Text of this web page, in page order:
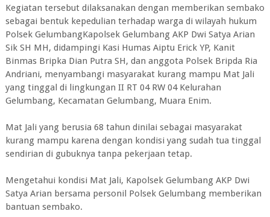
Kegiatan tersebut dilaksanakan dengan memberikan sembako
sebagai bentuk kepedulian terhadap warga di wilayah hukum
Polsek GelumbangKapolsek Gelumbang AKP Dwi Satya Arian
Sik SH MH, didampingi Kasi Humas Aiptu Erick YP, Kanit
Binmas Bripka Dian Putra SH, dan anggota Polsek Bripda Ria
Andriani, menyambangi masyarakat kurang mampu Mat Jali
yang tinggal di lingkungan II RT 04 RW 04 Kelurahan
Gelumbang, Kecamatan Gelumbang, Muara Enim.
Mat Jali yang berusia 68 tahun dinilai sebagai masyarakat
kurang mampu karena dengan kondisi yang sudah tua tinggal
sendirian di gubuknya tanpa pekerjaan tetap.
Mengetahui kondisi Mat Jali, Kapolsek Gelumbang AKP Dwi
Satya Arian bersama personil Polsek Gelumbang memberikan
bantuan sembako.